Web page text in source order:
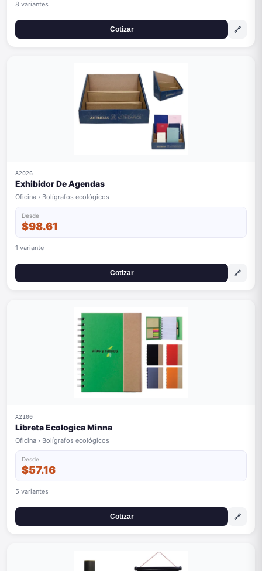
8 variantes
Cotizar 🔗
A2026
Exhibidor De Agendas
Oficina › Bolígrafos ecológicos
Desde
$98.61
1 variante
Cotizar 🔗
A2100
Libreta Ecologica Minna
Oficina › Bolígrafos ecológicos
Desde
$57.16
5 variantes
Cotizar 🔗